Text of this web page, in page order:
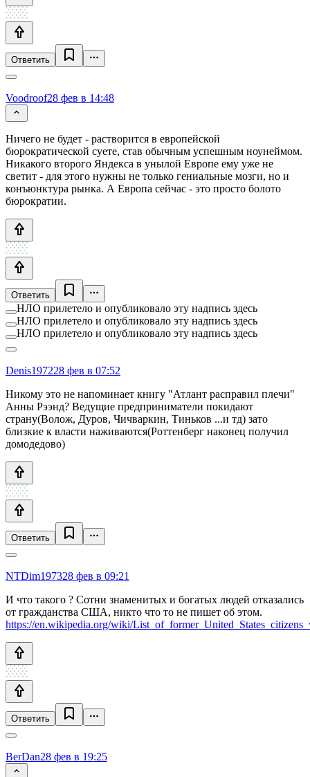
Ответить
Voodroof28 фев в 14:48
Ничего не будет - растворится в европейской
бюрократической суете, став обычным успешным ноунеймом.
Никакого второго Яндекса в унылой Европе ему уже не
светит - для этого нужны не только гениальные мозги, но и
конъюнктура рынка. А Европа сейчас - это просто болото
бюрократии.
Ответить
НЛО прилетело и опубликовало эту надпись здесь
НЛО прилетело и опубликовало эту надпись здесь
НЛО прилетело и опубликовало эту надпись здесь
Denis197228 фев в 07:52
Никому это не напоминает книгу "Атлант расправил плечи"
Анны Рээнд? Ведущие предприниматели покидают
страну(Волож, Дуров, Чичваркин, Тиньков ...и тд) зато
близкие к власти наживаются(Роттенберг наконец получил
домодедово)
Ответить
NTDim197328 фев в 09:21
И что такого ? Сотни знаменитых и богатых людей отказались
от гражданства США, никто что то не пишет об этом.
https://en.wikipedia.org/wiki/
Ответить
BerDan28 фев в 19:25